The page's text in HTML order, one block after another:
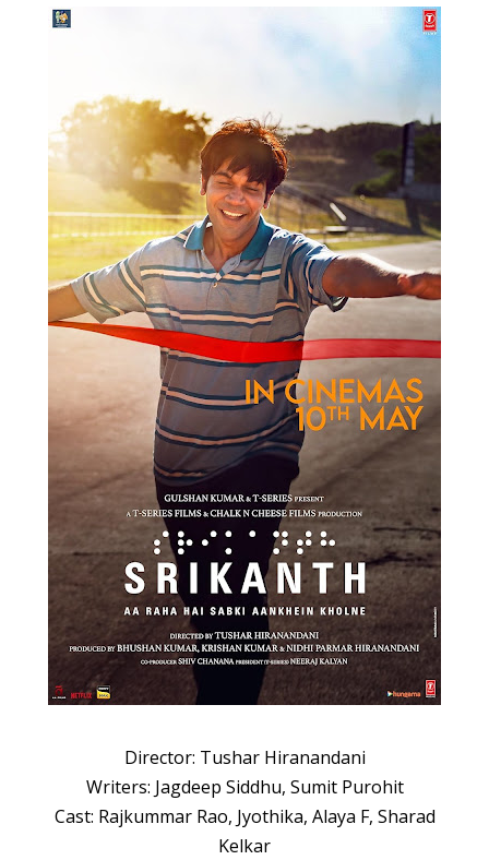
Director: Tushar Hiranandani
Writers: Jagdeep Siddhu, Sumit Purohit
Cast: Rajkummar Rao, Jyothika, Alaya F, Sharad
Kelkar